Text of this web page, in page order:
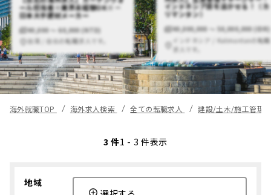
ール担当者※業界未経験OK※－
日本大手建材メーカー
40,000 〜 60,000 (NTD)
台湾 / 台北の転職求人です。
インドネシア語を活かせる！（カ
リマンタン）
40,000,000 〜 50,000,000 (IDR)
インドネシア / Kalimantanの転職
求人です。
海外就職TOP 海外求人検索 全ての転職求人 建設/土木/施工管理
3 件1 - 3 件表示
地域